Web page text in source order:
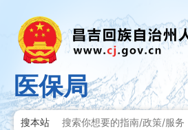
医保局
搜本站